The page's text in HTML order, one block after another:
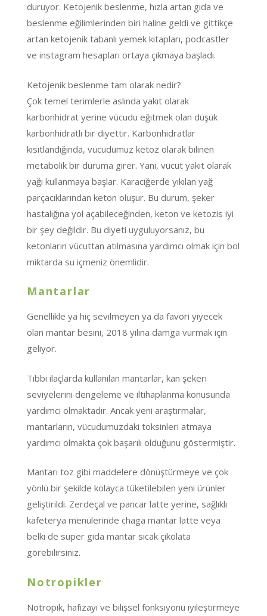
duruyor. Ketojenik beslenme, hızla artan gıda ve
beslenme eğilimlerinden biri haline geldi ve gittikçe
artan ketojenik tabanlı yemek kitapları, podcastler
ve instagram hesapları ortaya çıkmaya başladı.
Ketojenik beslenme tam olarak nedir?
Çok temel terimlerle aslında yakıt olarak
karbonhidrat yerine vücudu eğitmek olan düşük
karbonhidratlı bir diyettir. Karbonhidratlar
kısıtlandığında, vücudumuz ketoz olarak bilinen
metabolik bir duruma girer. Yani, vücut yakıt olarak
yağı kullanmaya başlar. Karaciğerde yıkılan yağ
parçacıklarından keton oluşur. Bu durum, şeker
hastalığına yol açabileceğinden, keton ve ketozis iyi
bir şey değildir. Bu diyeti uyguluyorsanız, bu
ketonların vücuttan atılmasına yardımcı olmak için bol
miktarda su içmeniz önemlidir.
Mantarlar
Genellikle ya hiç sevilmeyen ya da favori yiyecek
olan mantar besini, 2018 yılına damga vurmak için
geliyor.
Tıbbi ilaçlarda kullanılan mantarlar, kan şekeri
seviyelerini dengeleme ve iltihaplanma konusunda
yardımcı olmaktadır. Ancak yeni araştırmalar,
mantarların, vücudumuzdaki toksinleri atmaya
yardımcı olmakta çok başarılı olduğunu göstermiştir.
Mantarı toz gibi maddelere dönüştürmeye ve çok
yönlü bir şekilde kolayca tüketilebilen yeni ürünler
geliştirildi. Zerdeçal ve pancar latte yerine, sağlıklı
kafeterya menülerinde chaga mantar latte veya
belki de süper gıda mantar sıcak çikolata
görebilirsiniz.
Notropikler
Notropik, hafızayı ve bilişsel fonksiyonu iyileştirmeye